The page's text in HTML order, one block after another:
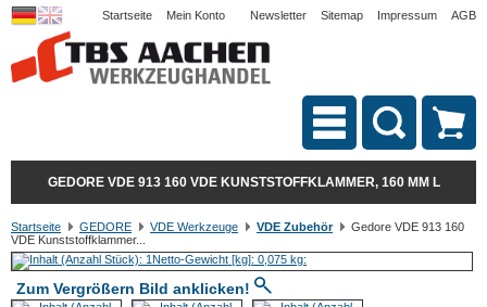
Startseite Mein Konto Newsletter Sitemap Impressum AGB
GEDORE VDE 913 160 VDE KUNSTSTOFFKLAMMER, 160 MM L
Startseite GEDORE VDE Werkzeuge VDE Zubehör
Gedore VDE 913 160
VDE Kunststoffklammer...
Zum Vergrößern Bild anklicken!